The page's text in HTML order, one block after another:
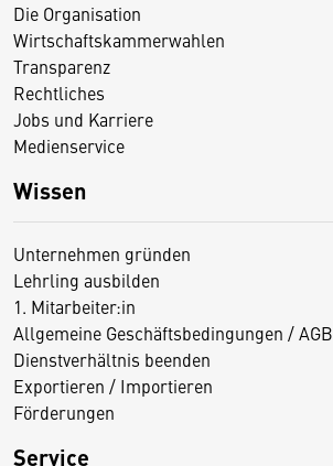
Die Organisation
Wirtschaftskammerwahlen
Transparenz
Rechtliches
Jobs und Karriere
Medienservice
Wissen
Unternehmen gründen
Lehrling ausbilden
1. Mitarbeiter:in
Allgemeine Geschäftsbedingungen / AGB
Dienstverhältnis beenden
Exportieren / Importieren
Förderungen
Service